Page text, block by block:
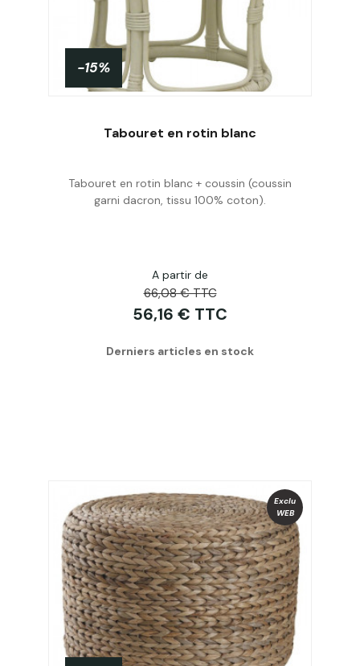
Acheter
PROMO !
-15%
Tabouret en rotin blanc
Tabouret en rotin blanc + coussin (coussin
garni dacron, tissu 100% coton).
A partir de
66,08 € TTC
56,16 € TTC
Derniers articles en stock
Exclu
WEB